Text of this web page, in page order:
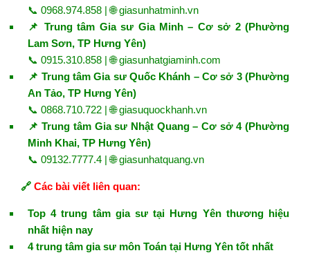
📞 0968.974.858 | 🌐giasunhatminh.vn
📌 Trung tâm Gia sư Gia Minh – Cơ sở 2 (Phường
Lam Sơn, TP Hưng Yên)
📞 0915.310.858 | 🌐giasunhatgiaminh.com
📌 Trung tâm Gia sư Quốc Khánh – Cơ sở 3 (Phường
An Tảo, TP Hưng Yên)
📞 0868.710.722 | 🌐giasuquockhanh.vn
📌 Trung tâm Gia sư Nhật Quang – Cơ sở 4 (Phường
Minh Khai, TP Hưng Yên)
📞 09132.7777.4 | 🌐giasunhatquang.vn
🔗 Các bài viết liên quan:
Top 4 trung tâm gia sư tại Hưng Yên thương hiệu
nhất hiện nay
4 trung tâm gia sư môn Toán tại Hưng Yên tốt nhất